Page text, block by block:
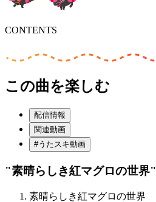
CONTENTS
この曲を楽しむ
配信情報
関連動画
#うたスキ動画
"素晴らしき紅マグロの世界"
素晴らしき紅マグロの世界